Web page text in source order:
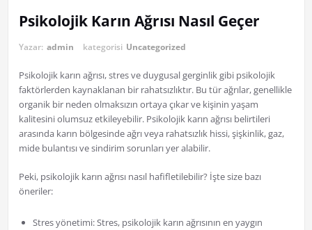
Psikolojik Karın Ağrısı Nasıl Geçer
Yazar: admin kategorisi Uncategorized
Psikolojik karın ağrısı, stres ve duygusal gerginlik gibi psikolojik
faktörlerden kaynaklanan bir rahatsızlıktır. Bu tür ağrılar, genellikle
organik bir neden olmaksızın ortaya çıkar ve kişinin yaşam
kalitesini olumsuz etkileyebilir. Psikolojik karın ağrısı belirtileri
arasında karın bölgesinde ağrı veya rahatsızlık hissi, şişkinlik, gaz,
mide bulantısı ve sindirim sorunları yer alabilir.
Peki, psikolojik karın ağrısı nasıl hafifletilebilir? İşte size bazı
öneriler:
Stres yönetimi: Stres, psikolojik karın ağrısının en yaygın